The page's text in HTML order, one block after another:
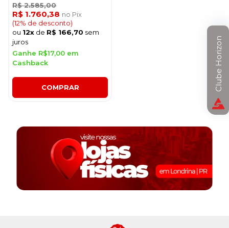
R$ 2.585,00
R$ 1.760,38 no Pix
(12% de desconto)
ou 12x de R$ 166,70 sem
juros
Ganhe R$17,00 em
Cashback
COMPRAR Clube Horizon